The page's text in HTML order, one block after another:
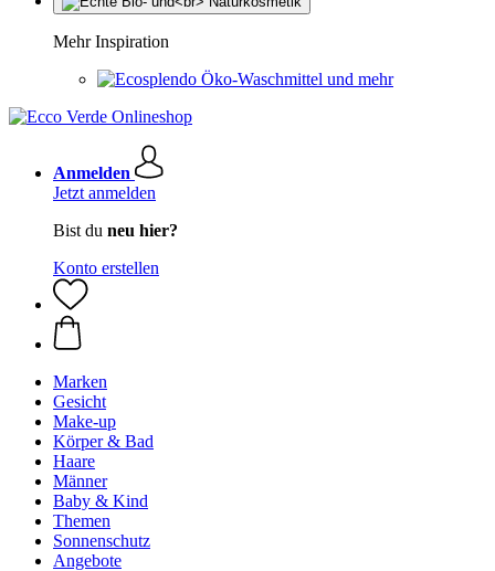
Mehr Inspiration
Öko-Waschmittel und mehr
Anmelden
Jetzt anmelden
Bist du neu hier?
Konto erstellen
Marken
Gesicht
Make-up
Körper & Bad
Haare
Männer
Baby & Kind
Themen
Sonnenschutz
Angebote